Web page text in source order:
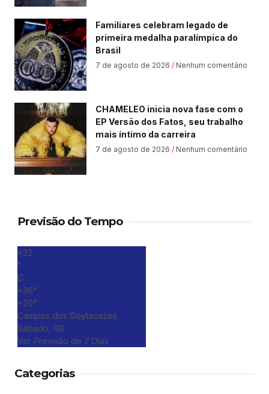
Familiares celebram legado de
primeira medalha paralímpica do
Brasil
7 de agosto de 2026 Nenhum comentário
CHAMELEO inicia nova fase com o
EP Versão dos Fatos, seu trabalho
mais íntimo da carreira
7 de agosto de 2026 Nenhum comentário
Previsão do Tempo
+32
°
C
+36°
+20°
Campos dos Goytacazes
Sábado, 08
Ver Previsão de 7 Dias
Categorias